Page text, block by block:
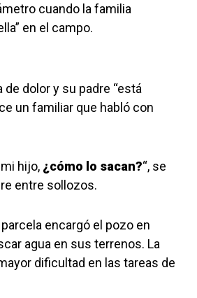
cuando la familia
en el campo.
de dolor y su padre “está
un familiar que habló con
hijo, ¿cómo lo sacan?“, se
entre sollozos.
encargó el pozo en
agua en sus terrenos. La
dificultad en las tareas de